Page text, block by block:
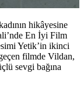
hikâyesine
En İyi Film
Yetik’in ikinci
filmde Vildan,
sevgi bağına